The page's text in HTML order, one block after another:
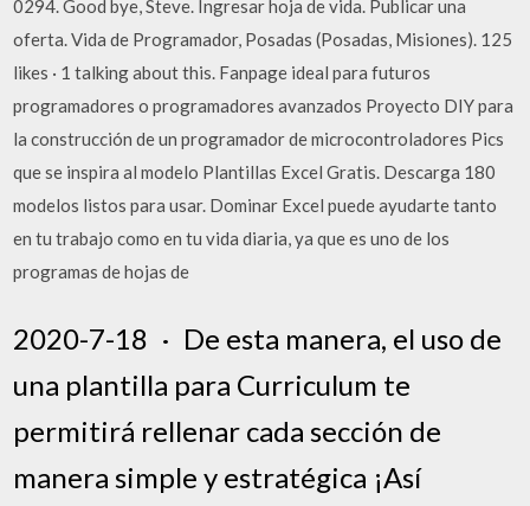
0294. Good bye, Steve. Ingresar hoja de vida. Publicar una
oferta. Vida de Programador, Posadas (Posadas, Misiones). 125
likes · 1 talking about this. Fanpage ideal para futuros
programadores o programadores avanzados Proyecto DIY para
la construcción de un programador de microcontroladores Pics
que se inspira al modelo Plantillas Excel Gratis. Descarga 180
modelos listos para usar. Dominar Excel puede ayudarte tanto
en tu trabajo como en tu vida diaria, ya que es uno de los
programas de hojas de
2020-7-18 · De esta manera, el uso de
una plantilla para Curriculum te
permitirá rellenar cada sección de
manera simple y estratégica ¡Así